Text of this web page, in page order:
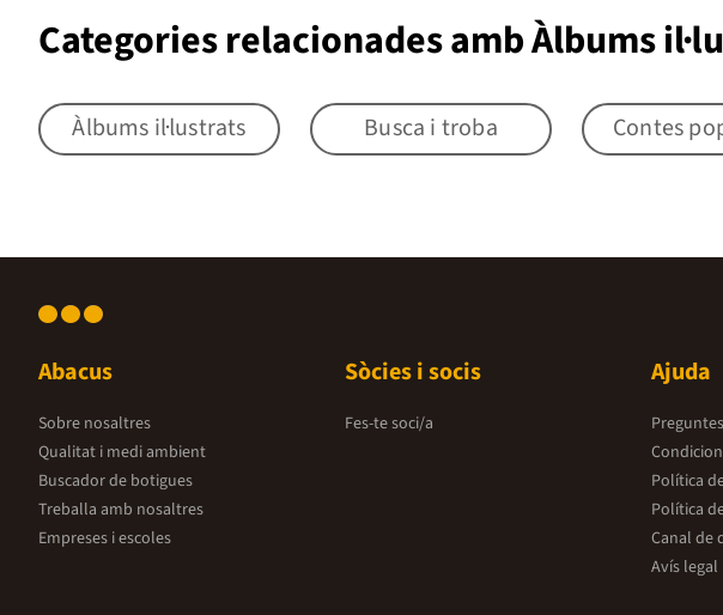
Categories relacionades amb Àlbums
Àlbums il·lustrats Busca i troba Contes
Abacus
Sobre nosaltres
Qualitat i medi ambient
Buscador de botigues
Treballa amb nosaltres
Empreses i escoles
Sòcies i socis
Fes-te soci/a
Ajuda
Política
Política
Canal de
Avís legal